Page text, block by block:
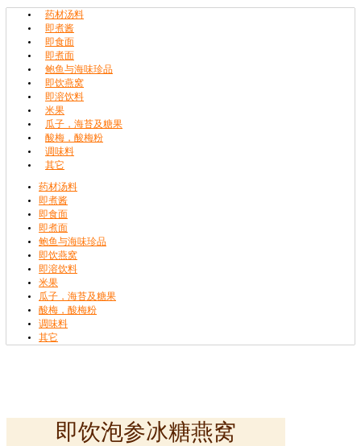
药材汤料
即煮酱
即食面
即煮面
鲍鱼与海味珍品
即饮燕窝
即溶饮料
米果
瓜子，海苔及糖果
酸梅，酸梅粉
调味料
其它
药材汤料
即煮酱
即食面
即煮面
鲍鱼与海味珍品
即饮燕窝
即溶饮料
米果
瓜子，海苔及糖果
酸梅，酸梅粉
调味料
其它
即饮泡参冰糖燕窝